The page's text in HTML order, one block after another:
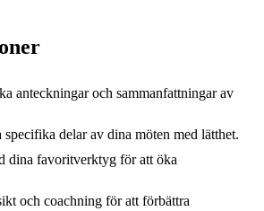
anteckningar och sammanfattningar av
specifika delar av dina möten med lätthet.
dina favoritverktyg för att öka
och coachning för att förbättra